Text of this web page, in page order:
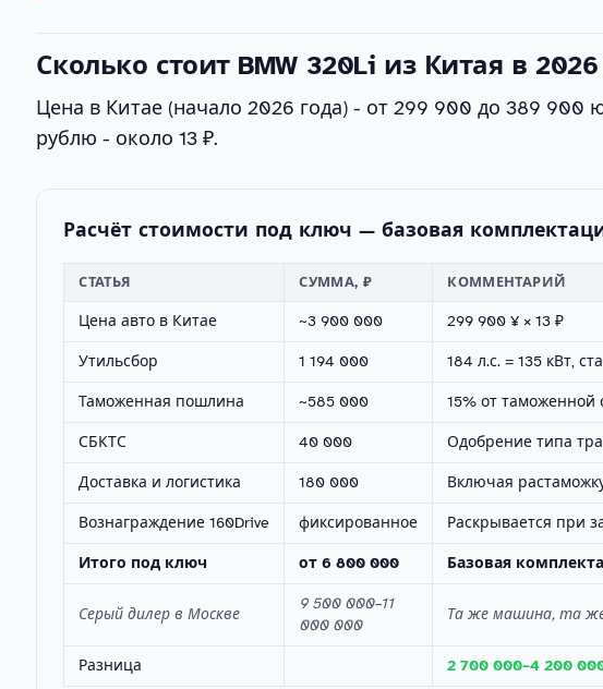
Сколько стоит BMW 320Li из Китая в
Цена в Китае (начало 2026 года) - от 299 900 до 389 900
рублю - около 13 ₽.
Расчёт стоимости под ключ — базовая
СТАТЬЯ СУММА, ₽ КОММЕНТАРИЙ
Цена авто в Китае ~3 900 000 299 900 ¥ × 13 ₽
Утильсбор 1 194 000 184 л.с. = 135 кВт,
Таможенная пошлина ~585 000 15% от таможенной
СБКТС 40 000 Одобрение типа
Доставка и логистика 180 000 Включая
Вознаграждение 160Drive фиксированное Раскрывается при
Итого под ключ от 6 800 000 Базовая
Серый дилер в Москве
9 500 000–11
000 000
Та же машина, та
Разница 2 700 000–4 200